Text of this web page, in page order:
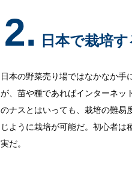
2. 日本で栽培
日本の野菜売り場ではなかなか手
が、苗や種であればインターネッ
のナスとはいっても、栽培の難易
じように栽培が可能だ。初心者は
実だ。